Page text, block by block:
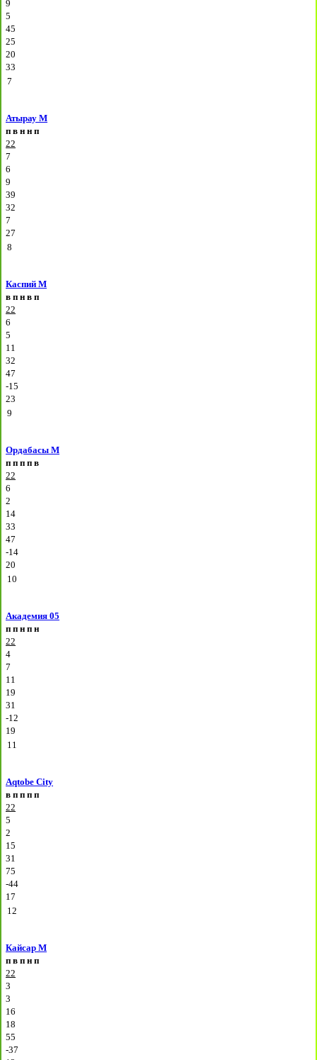
9
5
45
25
20
33
7
Атырау М
п в н н п
22
7
6
9
39
32
7
27
8
Каспий М
в п н в п
22
6
5
11
32
47
-15
23
9
Ордабасы М
п п п п в
22
6
2
14
33
47
-14
20
10
Академия 05
п п н п н
22
4
7
11
19
31
-12
19
11
Aqtobe City
в п п п п
22
5
2
15
31
75
-44
17
12
Кайсар М
п в п н п
22
3
3
16
18
55
-37